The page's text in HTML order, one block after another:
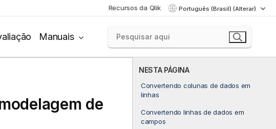
Recursos da Qlik Português (Brasil) (Alterar)
Manuais
NESTA PÁGINA
Convertendo colunas de dados em
linhas
Convertendo linhas de dados em
campos
de